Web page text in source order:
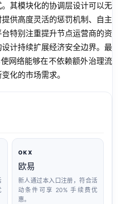
其模块化的协调层设计可以无
供高度灵活的惩罚机制、自主
特别注重提升节点运营商的资
计持续扩展经济安全边界。最
网络能够在不依赖额外治理流
化的市场需求。
OKX
欧易
新人通过本入口注册，符合活
动条件可享 20% 手续费优
惠。